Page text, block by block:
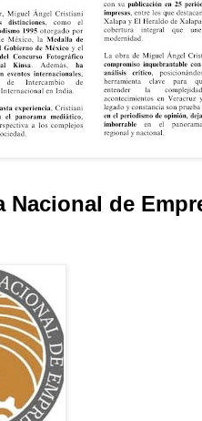
Nacional de